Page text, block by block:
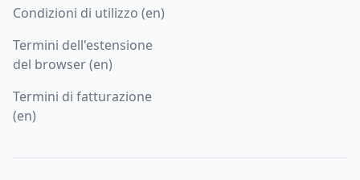
Condizioni di utilizzo (en)
Termini dell'estensione
del browser (en)
Termini di fatturazione
(en)